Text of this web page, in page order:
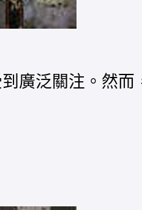
廣泛關注。然而